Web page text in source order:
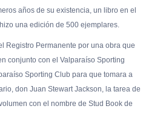
años de su existencia, un libro en el
una edición de 500 ejemplares.
Registro Permanente por una obra que
conjunto con el Valparaíso Sporting
Sporting Club para que tomara a
don Juan Stewart Jackson, la tarea de
con el nombre de Stud Book de